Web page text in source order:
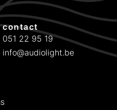
contact
051 22 95 19
info@audiolight.be